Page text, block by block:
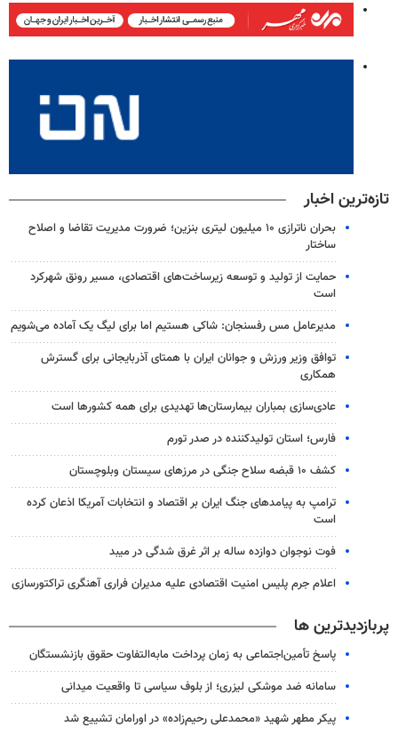
تازه‌ترین اخبار
بحران ناترازی ۱۰ میلیون لیتری بنزین؛ ضرورت مدیریت تقاضا و اصلاح
ساختار
حمایت از تولید و توسعه زیرساخت‌های اقتصادی، مسیر رونق شهرکرد
است
مدیرعامل مس رفسنجان: شاکی هستیم اما برای لیگ یک آماده می‌شویم
توافق وزیر ورزش و جوانان ایران با همتای آذربایجانی برای گسترش
همکاری
عادی‌سازی بمباران بیمارستان‌ها تهدیدی برای همه کشورها است
فارس؛ استان تولیدکننده در صدر تورم
کشف ۱۰ قبضه سلاح جنگی در مرزهای سیستان وبلوچستان
ترامپ به پیامدهای جنگ ایران بر اقتصاد و انتخابات آمریکا اذعان کرده
است
فوت نوجوان دوازده ساله بر اثر غرق شدگی در میبد
اعلام جرم پلیس امنیت اقتصادی علیه مدیران فراری آهنگری تراکتورسازی
پربازدیدترین ها
پاسخ تأمین‌اجتماعی به زمان پرداخت مابه‌التفاوت حقوق بازنشستگان
سامانه ضد موشکی لیزری؛ از بلوف سیاسی تا واقعیت میدانی
پیکر مطهر شهید «محمدعلی رحیم‌زاده» در اورامان تشییع شد